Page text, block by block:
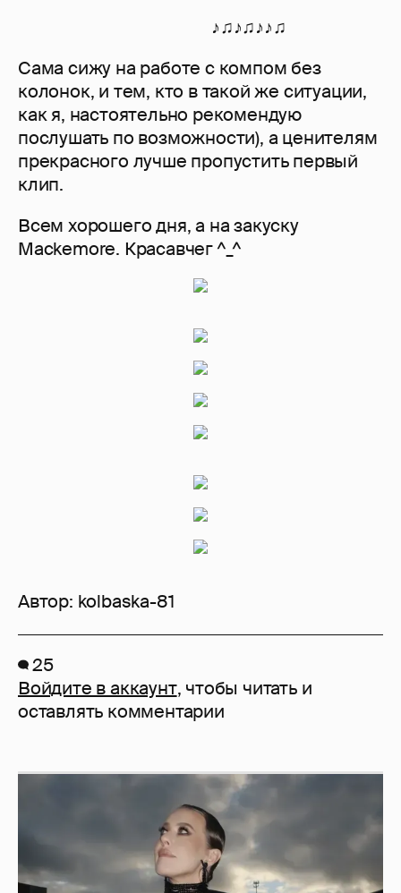
♪♫♪♫♪♪♫
Сама сижу на работе с компом без
колонок, и тем, кто в такой же ситуации,
как я, настоятельно рекомендую
послушать по возможности), а ценителям
прекрасного лучше пропустить первый
клип.
Всем хорошего дня, а на закуску
Mackemore. Красавчег ^_^
Автор: kolbaska-81
25
Войдите в аккаунт, чтобы читать и
оставлять комментарии